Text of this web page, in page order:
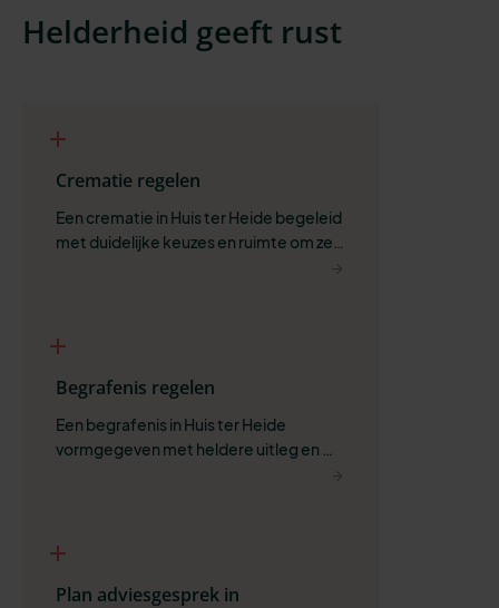
Helderheid geeft rust
Crematie regelen
Een crematie in Huis ter Heide begeleid
met duidelijke keuzes en ruimte om zelf
Begrafenis regelen
Een begrafenis in Huis ter Heide
vormgegeven met heldere uitleg en
Plan adviesgesprek in